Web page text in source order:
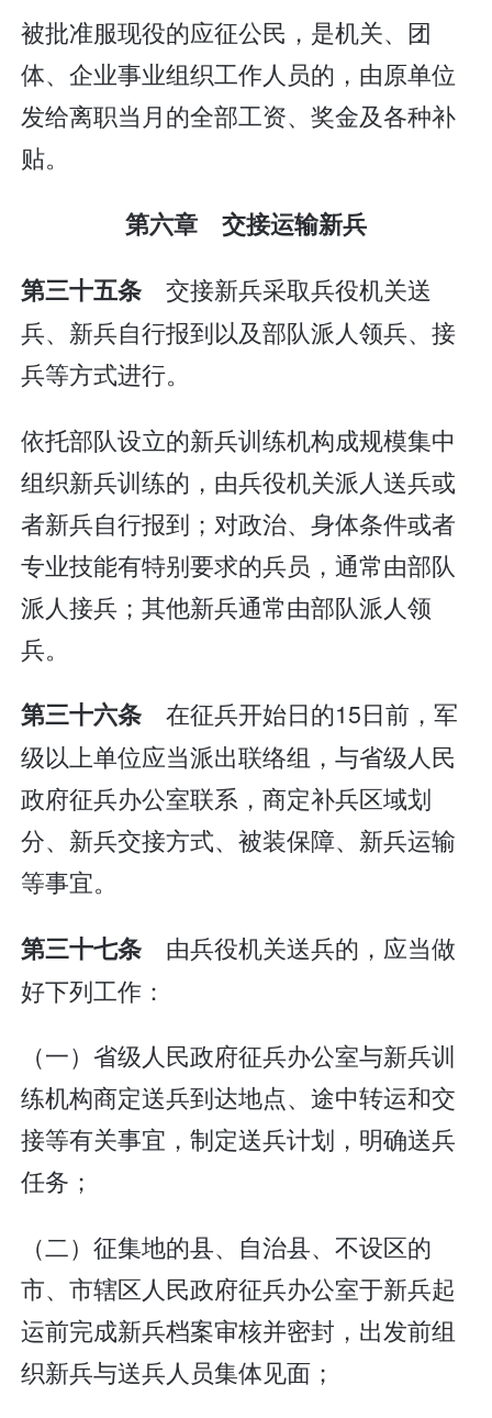
被批准服现役的应征公民，是机关、团
体、企业事业组织工作人员的，由原单位
发给离职当月的全部工资、奖金及各种补
贴。
第六章 交接运输新兵
第三十五条 交接新兵采取兵役机关送
兵、新兵自行报到以及部队派人领兵、接
兵等方式进行。
依托部队设立的新兵训练机构成规模集中
组织新兵训练的，由兵役机关派人送兵或
者新兵自行报到；对政治、身体条件或者
专业技能有特别要求的兵员，通常由部队
派人接兵；其他新兵通常由部队派人领
兵。
第三十六条 在征兵开始日的15日前，军
级以上单位应当派出联络组，与省级人民
政府征兵办公室联系，商定补兵区域划
分、新兵交接方式、被装保障、新兵运输
等事宜。
第三十七条 由兵役机关送兵的，应当做
好下列工作：
（一）省级人民政府征兵办公室与新兵训
练机构商定送兵到达地点、途中转运和交
接等有关事宜，制定送兵计划，明确送兵
任务；
（二）征集地的县、自治县、不设区的
市、市辖区人民政府征兵办公室于新兵起
运前完成新兵档案审核并密封，出发前组
织新兵与送兵人员集体见面；